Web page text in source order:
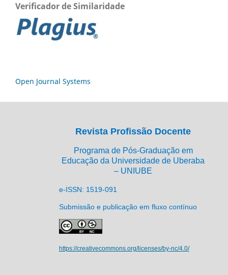
Verificador de Similaridade
Open Journal Systems
Revista Profissão Docente
Programa de Pós-Graduação em
Educação da Universidade de Uberaba
– UNIUBE
e-ISSN: 1519-091
Submissão e publicação em fluxo contínuo
https://creativecommons.org/licenses/by-nc/4.0/